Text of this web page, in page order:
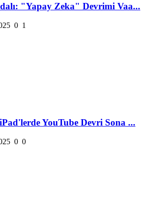
"Yapay Zeka" Devrimi Vaa...
0 1
YouTube Devri Sona ...
0 0